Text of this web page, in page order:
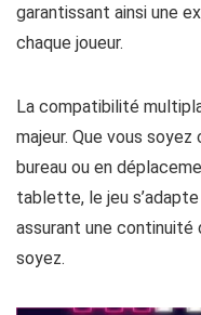
garantissant ainsi une
chaque joueur.
La compatibilité
majeur. Que vous
bureau ou en
tablette, le jeu
assurant une continuité
soyez.